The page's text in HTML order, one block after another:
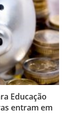
Educação
entram em